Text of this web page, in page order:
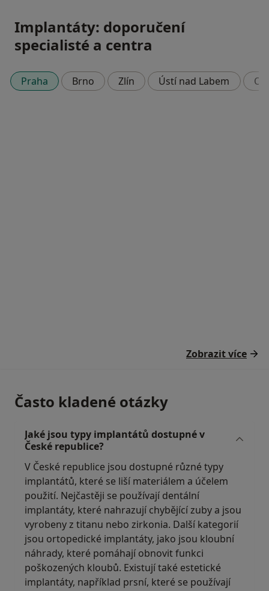
Implantáty: doporučení
specialisté a centra
Praha Brno Zlín Ústí nad Labem
Zobrazit více
Často kladené otázky
Jaké jsou typy implantátů dostupné v
České republice?
V České republice jsou dostupné různé typy
implantátů, které se liší materiálem a účelem
použití. Nejčastěji se používají dentální
implantáty, které nahrazují chybějící zuby a jsou
vyrobeny z titanu nebo zirkonia. Další kategorií
jsou ortopedické implantáty, jako jsou kloubní
náhrady, které pomáhají obnovit funkci
poškozených kloubů. Existují také estetické
implantáty, například prsní, které se používají